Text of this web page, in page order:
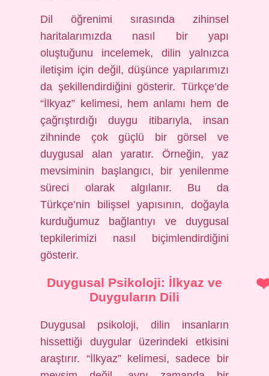
Dil öğrenimi sırasında zihinsel
haritalarımızda nasıl bir yapı
oluştuğunu incelemek, dilin yalnızca
iletişim için değil, düşünce yapılarımızı
da şekillendirdiğini gösterir. Türkçe’de
“İlkyaz” kelimesi, hem anlamı hem de
çağrıştırdığı duygu itibarıyla, insan
zihninde çok güçlü bir görsel ve
duygusal alan yaratır. Örneğin, yaz
mevsiminin başlangıcı, bir yenilenme
süreci olarak algılanır. Bu da
Türkçe’nin bilişsel yapısının, doğayla
kurduğumuz bağlantıyı ve duygusal
tepkilerimizi nasıl biçimlendirdiğini
gösterir.
Duygusal Psikoloji: İlkyaz ve
Duyguların Dili
Duygusal psikoloji, dilin insanların
hissettiği duygular üzerindeki etkisini
araştırır. “İlkyaz” kelimesi, sadece bir